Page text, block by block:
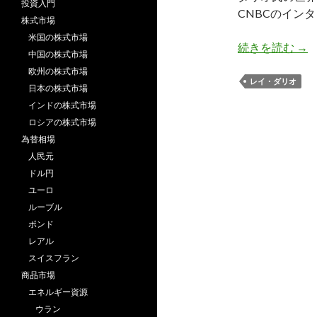
CNBCのインタ
続きを読む レ
→
レイ・ダリオ
投資入門
株式市場
米国の株式市場
中国の株式市場
欧州の株式市場
日本の株式市場
インドの株式市場
ロシアの株式市場
為替相場
人民元
ドル円
ユーロ
ルーブル
ポンド
レアル
スイスフラン
商品市場
エネルギー資源
ウラン